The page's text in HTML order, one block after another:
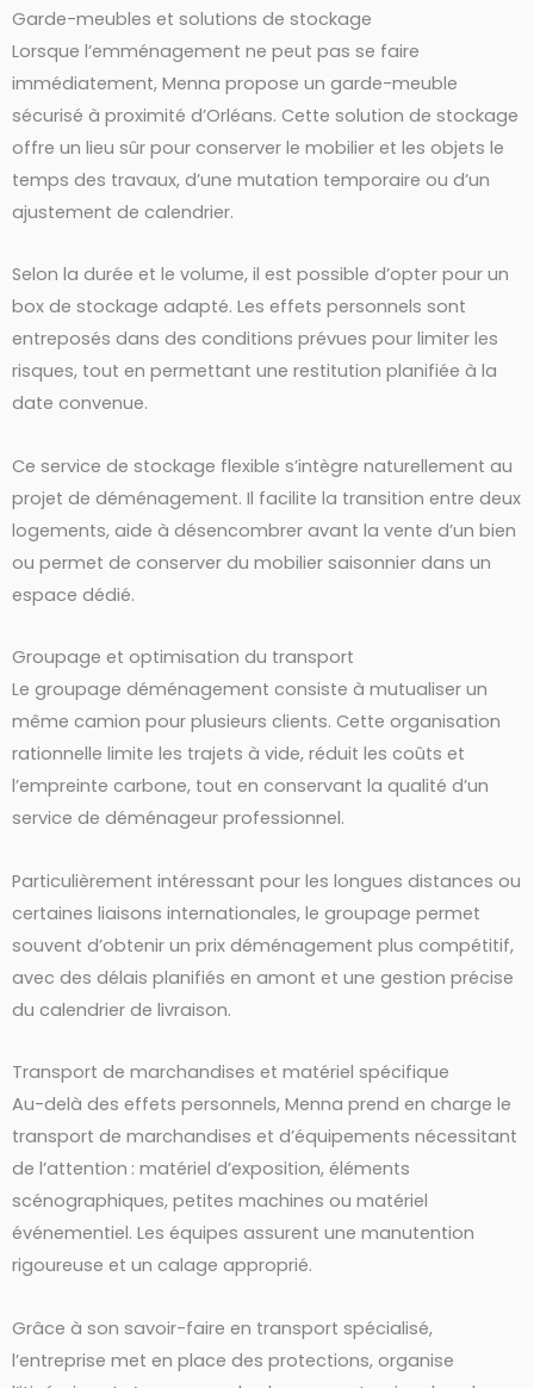
Garde-meubles et solutions de stockage
Lorsque l’emménagement ne peut pas se faire
immédiatement, Menna propose un garde-meuble
sécurisé à proximité d’Orléans. Cette solution de stockage
offre un lieu sûr pour conserver le mobilier et les objets le
temps des travaux, d’une mutation temporaire ou d’un
ajustement de calendrier.
Selon la durée et le volume, il est possible d’opter pour un
box de stockage adapté. Les effets personnels sont
entreposés dans des conditions prévues pour limiter les
risques, tout en permettant une restitution planifiée à la
date convenue.
Ce service de stockage flexible s’intègre naturellement au
projet de déménagement. Il facilite la transition entre deux
logements, aide à désencombrer avant la vente d’un bien
ou permet de conserver du mobilier saisonnier dans un
espace dédié.
Groupage et optimisation du transport
Le groupage déménagement consiste à mutualiser un
même camion pour plusieurs clients. Cette organisation
rationnelle limite les trajets à vide, réduit les coûts et
l’empreinte carbone, tout en conservant la qualité d’un
service de déménageur professionnel.
Particulièrement intéressant pour les longues distances ou
certaines liaisons internationales, le groupage permet
souvent d’obtenir un prix déménagement plus compétitif,
avec des délais planifiés en amont et une gestion précise
du calendrier de livraison.
Transport de marchandises et matériel spécifique
Au-delà des effets personnels, Menna prend en charge le
transport de marchandises et d’équipements nécessitant
de l’attention : matériel d’exposition, éléments
scénographiques, petites machines ou matériel
événementiel. Les équipes assurent une manutention
rigoureuse et un calage approprié.
Grâce à son savoir-faire en transport spécialisé,
l’entreprise met en place des protections, organise